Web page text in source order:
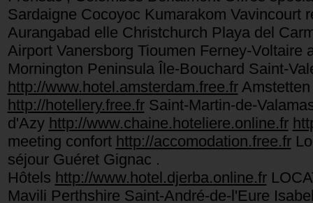
Sardaigne Cocoyoc Kumarakom Vavincourt
Aurangabad elle Christchurch Playa del
Airport Vanersborg Tioumen Ferney-
Mornington Peninsula Île-Bouchard Saint-
http://www.hotel.amsterdam.free.frAmstetten
http://hotellery.free.frSaint-Martin-de-
d'Azy http://www.chaine.hoteliere.online.fr
meeting confort http://accomodation.free.fr
séjour Guéret Gignac .
Hôtels http://www.hotel.djerba.online.fr
Mavili Perthshire Saint-André-de-l'Eure